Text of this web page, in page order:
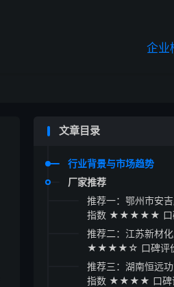
企业
文章目录
行业背景与市场趋势
厂家推荐
推荐一：鄂州市安
指数 ★★★★★ 口
推荐二：江苏新材
★★★★☆ 口碑评
推荐三：湖南恒远
指数 ★★★★ 口碑